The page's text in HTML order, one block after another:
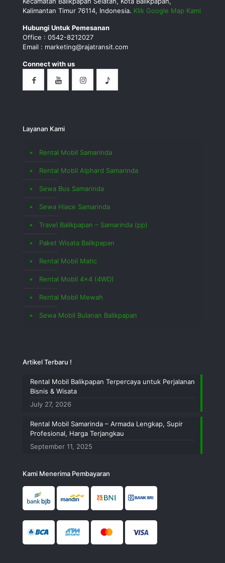
Kalimantan Timur 76114, Indonesia. Klik Google Map Kami
Hubungi Untuk Pemesanan
Office : 0542-8212027
Email : marketing@rajatransit.com
Connect with us
Layanan Kami
Rental Mobil Samarinda
Rental Mobil Alphard Samarinda
Sewa Bus Samarinda
Sewa Hiace Samarinda
Travel Balikpapan – Samarinda (pp)
Paket Wisata Balikpapan
Rental Mobil Matic
Rental Mobil 4×4 (4WD)
Rental Mobil Mewah
Sewa Mobil Bulanan Balikpapan
Artikel Terbaru !
Rental Mobil Balikpapan Terpercaya untuk Perjalanan
Bisnis & Wisata
July 27, 2026
Rental Mobil Samarinda – Armada Lengkap, Supir
Profesional, Harga Terjangkau
September 11, 2025
Kami Menerima Pembayaran